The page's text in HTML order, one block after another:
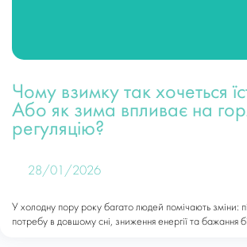
Чому взимку так хочеться
Або як зима впливає на
регуляцію?
28/01/2026
У холодну пору року багато людей помічають зміни:
потребу в довшому сні, зниження енергії та бажання